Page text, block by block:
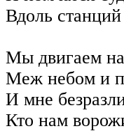
Вдоль
Мы двигаем
Меж небом и
И мне
Кто нам